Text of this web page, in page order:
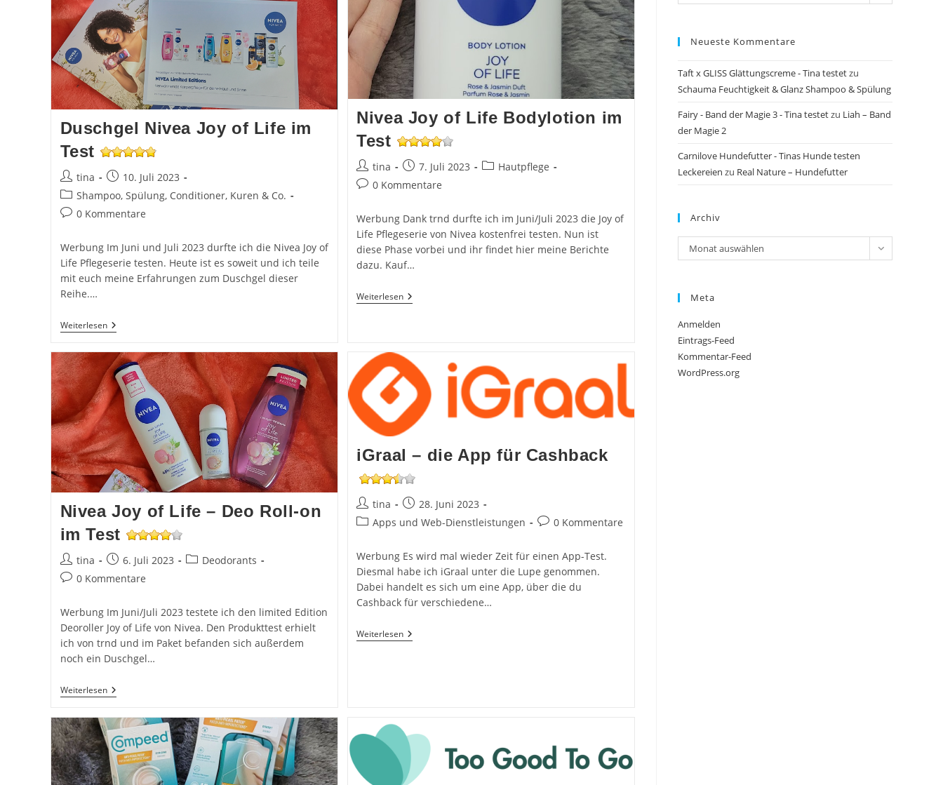
Duschgel Nivea Joy of Life im
Test
Beitrags-
Autor:
tina
Beitrag
veröffentlicht:
10. Juli 2023
Beitrags-
Kategorie:
Shampoo, Spülung, Conditioner, Kuren & Co.
Beitrags-
0 Kommentare
Werbung Im Juni und Juli 2023 durfte ich die Nivea Joy of
Life Pflegeserie testen. Heute ist es soweit und ich teile
mit euch meine Erfahrungen zum Duschgel dieser
Reihe.…
WeiterlesenDuschgel
Nivea
Of
Life
Im
Test
Nivea Joy of Life Bodylotion im
Test
Beitrags-
Autor:
tina
Beitrag
veröffentlicht:
7. Juli 2023
Beitrags-
Hautpflege
Beitrags-
0 Kommentare
Werbung Dank trnd durfte ich im Juni/Juli 2023 die Joy of
Life Pflegeserie von Nivea kostenfrei testen. Nun ist
diese Phase vorbei und ihr findet hier meine Berichte
dazu. Kauf…
WeiterlesenNivea
Joy
Im
Test
Nivea Joy of Life – Deo Roll-on
im Test
Beitrags-
Autor:
tina
Beitrag
veröffentlicht:
6. Juli 2023
Beitrags-
Deodorants
Beitrags-
0 Kommentare
Werbung Im Juni/Juli 2023 testete ich den limited Edition
Deoroller Joy of Life von Nivea. Den Produkttest erhielt
ich von trnd und im Paket befanden sich außerdem
noch ein Duschgel…
WeiterlesenNivea
Joy
Life
–
Deo
Roll-
On
Im
iGraal – die App für Cashback
Beitrags-
Autor:
tina
Beitrag
veröffentlicht:
28. Juni 2023
Beitrags-
Apps und Web-Dienstleistungen
Beitrags-
0 Kommentare
Werbung Es wird mal wieder Zeit für einen App-Test.
Diesmal habe ich iGraal unter die Lupe genommen.
Dabei handelt es sich um eine App, über die du
Cashback für verschiedene…
WeiterlesenIGraal
–
Neueste Kommentare
Taft x GLISS Glättungscreme - Tina testetzu
Schauma Feuchtigkeit & Glanz Shampoo & Spülung
Fairy - Band der Magie 3 - Tina testetzu Liah – Band
der Magie 2
Carnilove Hundefutter - Tinas Hunde testen
Leckereien zu Real Nature – Hundefutter
Archiv
Archiv
Monat auswählen
Meta
Anmelden
Eintrags-Feed
Kommentar-Feed
WordPress.org